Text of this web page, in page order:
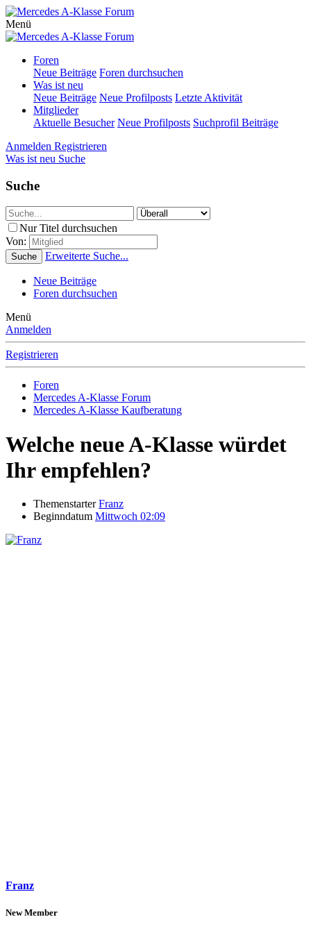
Menü
Foren
Neue Beiträge Foren durchsuchen
Was ist neu
Neue Beiträge Neue Profilposts Letzte Aktivität
Mitglieder
Aktuelle Besucher Neue Profilposts Suchprofil Beiträge
Anmelden Registrieren
Was ist neu Suche
Suche
Nur Titel durchsuchen
Von:
Suche Erweiterte Suche...
Neue Beiträge
Foren durchsuchen
Menü
Anmelden
Registrieren
Foren
Mercedes A-Klasse Forum
Mercedes A-Klasse Kaufberatung
Welche neue A-Klasse würdet
Ihr empfehlen?
Themenstarter Franz
Beginndatum Mittwoch 02:09
Franz
New Member